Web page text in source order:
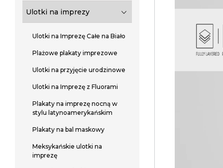
Ulotki na imprezy
Ulotki na Imprezę Całe na Biało
Plażowe plakaty imprezowe
Ulotki na przyjęcie urodzinowe
Ulotki na Imprezę z Fluorami
Plakaty na imprezę nocną w
stylu latynoamerykańskim
Plakaty na bal maskowy
Meksykańskie ulotki na
imprezę